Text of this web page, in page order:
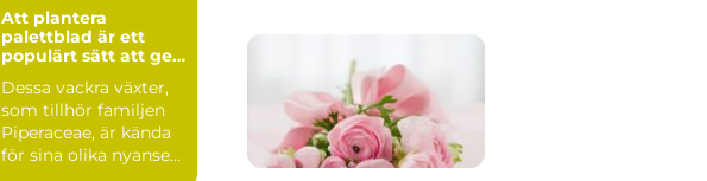
Att plantera
palettblad är ett
populärt sätt att ge
inomhusmiljö en
färgstark och
levande touch
Dessa vackra växter,
som tillhör familjen
Piperaceae, är kända
för sina olika nyanser